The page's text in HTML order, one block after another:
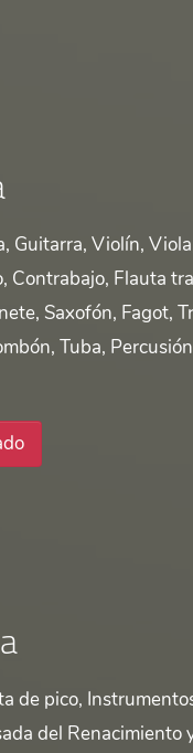
Guitarra, Violín,
Contrabajo, Flauta
Saxofón, Fagot,
Tuba,
de pico,
del Renacimiento